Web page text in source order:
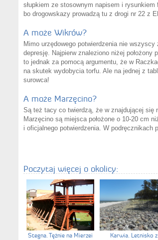
słupkiem ze stosownym napisem i
bo drogowskazy prowadzą tu z drogi nr 22 z
A może Wikrów?
Mimo urzędowego potwierdzenia nie
depresję. Najpierw znaleziono niżej
to jednak za pomocą argumentu, że w
na skutek wydobycia torfu. Ale na jednej z
surowca!
A może Marzęcino?
Są też tacy co twierdzą, że w znajdującej się
Marzęcino są miejsca położone o 10-20 cm
i oficjalnego potwierdzenia. W podręcznikach
Poczytaj więcej o okolicy:
Stegna. Tężnie na Mierzei
Karwia. Letnisko z